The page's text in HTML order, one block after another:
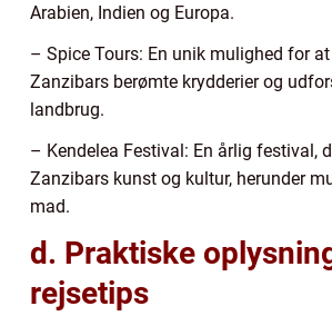
Arabien, Indien og Europa.
– Spice Tours: En unik mulighed for
Zanzibars berømte krydderier og
landbrug.
– Kendelea Festival: En årlig festival,
Zanzibars kunst og kultur, herunder
mad.
d. Praktiske
rejsetips